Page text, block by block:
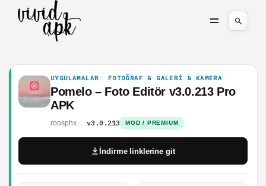
UYGULAMALAR FOTOĞRAF & GALERI & KAMERA
Pomelo – Foto Editör v3.0.213 Pro
APK
roosphx v3.0.213 MOD / PREMIUM
İndirme linklerine git